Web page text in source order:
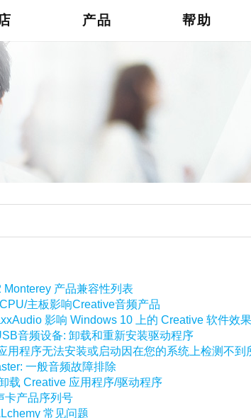
产品 帮助
Monterey 产品兼容性列表
主板影响Creative音频产品
影响 Windows 10 上的 Creative 软件效果
音频设备: 卸载和重新安装驱动程序
用程序无法安装或启动因在您的系统上检测不到
一般音频故障排除
载 Creative 应用程序/驱动程序
卡产品序列号
常见问题